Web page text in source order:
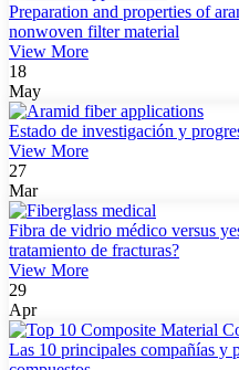
Preparation and properties of
nonwoven filter material
View More
18
May
Estado de investigación y
View More
27
Mar
Fibra de vidrio médico versus
tratamiento de fracturas?
View More
29
Apr
Las 10 principales compañías y